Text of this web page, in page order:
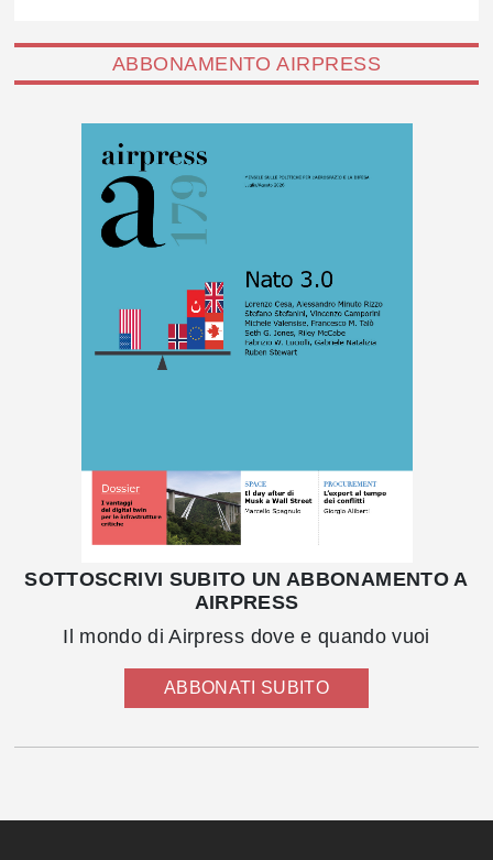
ABBONAMENTO AIRPRESS
SOTTOSCRIVI SUBITO UN ABBONAMENTO A
AIRPRESS
Il mondo di Airpress dove e quando vuoi
ABBONATI SUBITO